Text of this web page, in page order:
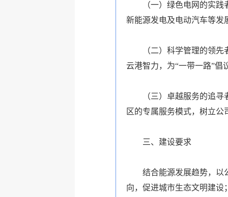
（一）绿色电网的实践者
新能源发电及电动汽车等发
（二）科学管理的领先
云港智力，为“一带一路”倡
（三）卓越服务的追寻者
区的专属服务模式，树立公
三、建设要求
结合能源发展趋势，以公
向，促进城市生态文明建设